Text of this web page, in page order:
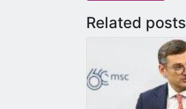
Related posts